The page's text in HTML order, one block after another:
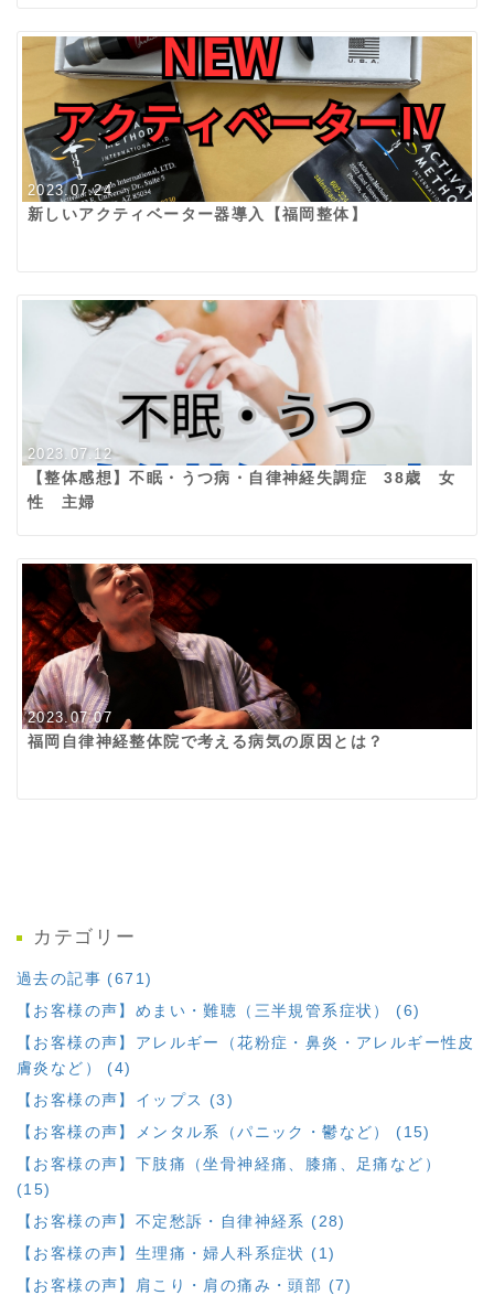
2023.07.24
新しいアクティベーター器導入【福岡整体】
2023.07.12
【整体感想】不眠・うつ病・自律神経失調症 38歳 女
性 主婦
2023.07.07
福岡自律神経整体院で考える病気の原因とは？
カテゴリー
過去の記事 (671)
【お客様の声】めまい・難聴（三半規管系症状） (6)
【お客様の声】アレルギー（花粉症・鼻炎・アレルギー性皮
膚炎など） (4)
【お客様の声】イップス (3)
【お客様の声】メンタル系（パニック・鬱など） (15)
【お客様の声】下肢痛（坐骨神経痛、膝痛、足痛など）
(15)
【お客様の声】不定愁訴・自律神経系 (28)
【お客様の声】生理痛・婦人科系症状 (1)
【お客様の声】肩こり・肩の痛み・頭部 (7)